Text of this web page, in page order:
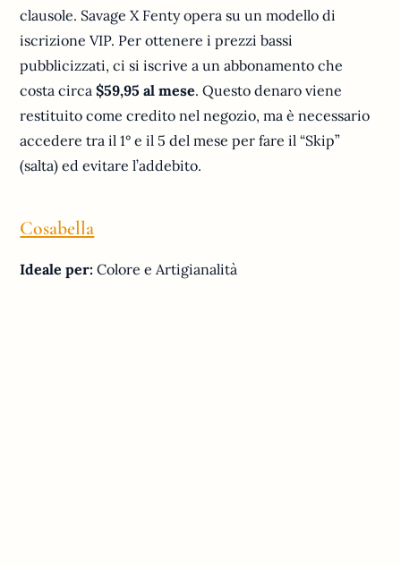
clausole. Savage X Fenty opera su un modello di
iscrizione VIP. Per ottenere i prezzi bassi
pubblicizzati, ci si iscrive a un abbonamento che
costa circa$59,95 al mese. Questo denaro viene
restituito come credito nel negozio, ma è necessario
accedere tra il 1° e il 5 del mese per fare il “Skip”
(salta) ed evitare l’addebito.
Cosabella
Ideale per: Colore e Artigianalità